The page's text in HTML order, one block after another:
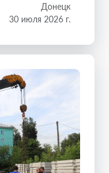
Донецк
30 июля 2026 г.